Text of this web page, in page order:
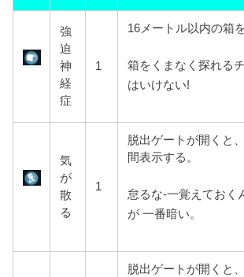
強
迫
神
経
症
1
16メートル以内の箱
箱をくまなく探れる
はいけない!
気
が
散
る
1
脱出ゲートが開くと
間表示する。
怠るな-一覚えておく
が 一番暗い。
脱出ゲートが開くと